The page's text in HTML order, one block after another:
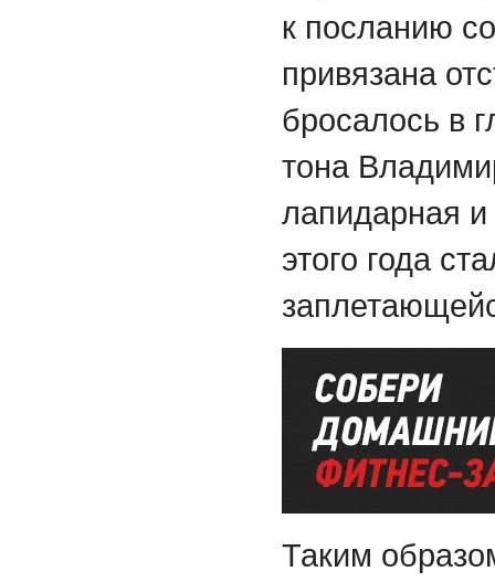
к посланию
привязана
бросалось в
тона
лапидарная
этого года
Таким